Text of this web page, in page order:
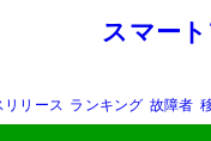
スマー
リリース ランキング 故障者